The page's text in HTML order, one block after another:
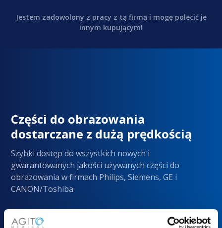
Jestem zadowolony z pracy z tą firmą i mogę polecić je
innym kupującym!
Części do obrazowania
dostarczane z dużą prędkością
Szybki dostęp do wszystkich nowych i
gwarantowanych jakości używanych części do
obrazowania w firmach Philips, Siemens, GE i
CANON/Toshiba